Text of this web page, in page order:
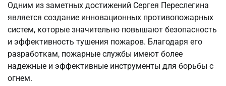
Одним из заметных достижений Сергея Переслегина
является создание инновационных противопожарных
систем, которые значительно повышают безопасность
и эффективность тушения пожаров. Благодаря его
разработкам, пожарные службы имеют более
надежные и эффективные инструменты для борьбы с
огнем.